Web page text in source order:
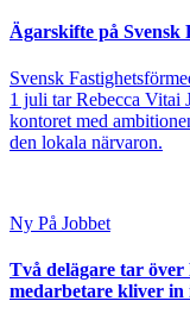
Ägarskifte på Svensk
Svensk
1 juli tar Rebecca Vitai
kontoret med
den lokala närvaron.
Ny På Jobbet
Två delägare tar över
medarbetare kliver in